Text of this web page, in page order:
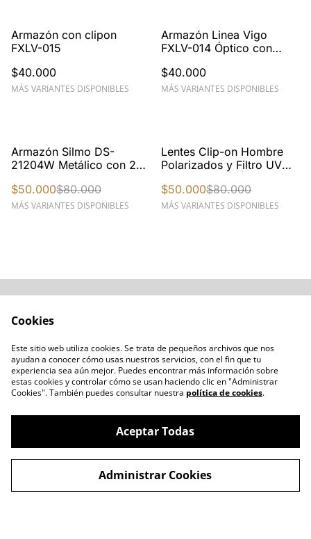
Armazón con clipon
FXLV-015
$40.000
MÁS VARIANTES DISPONIBLES
Armazón Linea Vigo
FXLV-014 Óptico con
$40.000
MÁS VARIANTES DISPONIBLES
%
Armazón Silmo DS-
21204W Metálico con 2
$50.000$80.000
MÁS VARIANTES DISPONIBLES
%
Lentes Clip-on Hombre
Polarizados y Filtro UV
21230W
$50.000$80.000
MÁS VARIANTES DISPONIBLES
Condiciones
Política de Privacidad
Política de Cookies
Blogs
Cookies
Este sitio web utiliza cookies. Se trata de pequeños archivos que nos
ayudan a conocer cómo usas nuestros servicios, con el fin que tu
experiencia sea aún mejor. Puedes encontrar más información sobre
estas cookies y controlar cómo se usan haciendo clic en "Administrar
Cookies". También puedes consultar nuestra política de cookies.
Aceptar Todas
Administrar Cookies